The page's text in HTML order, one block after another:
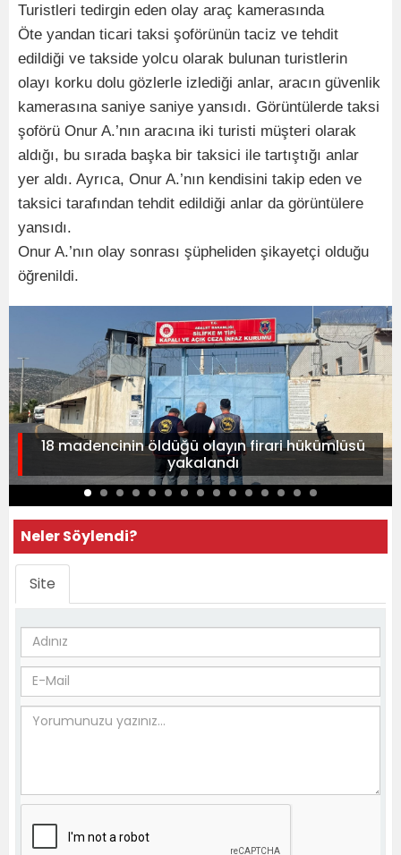
Turistleri tedirgin eden olay araç kamerasında
Öte yandan ticari taksi şoförünün taciz ve tehdit
edildiği ve takside yolcu olarak bulunan turistlerin
olayı korku dolu gözlerle izlediği anlar, aracın güvenlik
kamerasına saniye saniye yansıdı. Görüntülerde taksi
şoförü Onur A.’nın aracına iki turisti müşteri olarak
aldığı, bu sırada başka bir taksici ile tartıştığı anlar
yer aldı. Ayrıca, Onur A.’nın kendisini takip eden ve
taksici tarafından tehdit edildiği anlar da görüntülere
yansıdı.
Onur A.’nın olay sonrası şüpheliden şikayetçi olduğu
öğrenildi.
18 madencinin öldüğü olayın firari hükümlüsü
yakalandı
Neler Söylendi?
Site